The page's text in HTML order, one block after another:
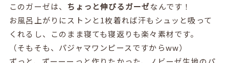
このガーゼは、 ちょっと伸びるガーゼなんです！
お風呂上がりにストンと1枚着れば汗もシュッと吸って
くれるし、このまま寝ても寝返りも楽々素材です。
（そもそも、パジャマワンピースですからww）